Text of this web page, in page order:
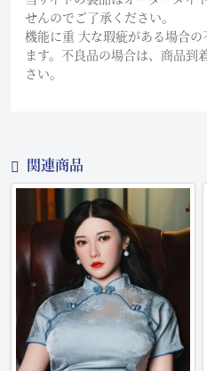
せんのでご了承ください。
機能に重 大な瑕疵がある場合
ます。不良品の場合は、商品到
さい。
関連商品